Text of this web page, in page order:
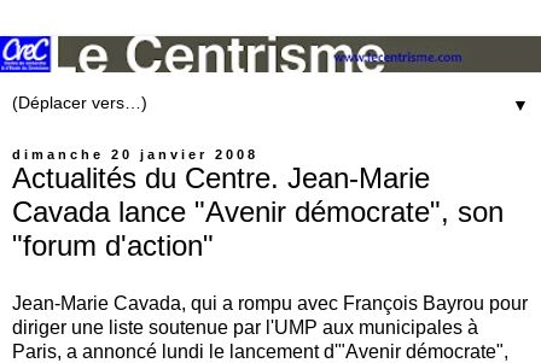
▼
dimanche 20 janvier 2008
Actualités du Centre. Jean-Marie
Cavada lance "Avenir démocrate", son
"forum d'action"
Jean-Marie Cavada, qui a rompu avec François Bayrou pour
diriger une liste soutenue par l'UMP aux municipales à
Paris, a annoncé lundi le lancement d'"Avenir démocrate",